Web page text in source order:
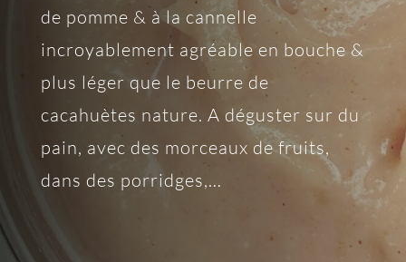
de pomme & à la cannelle
incroyablement agréable en bouche &
plus léger que le beurre de
cacahuètes nature. A déguster sur du
pain, avec des morceaux de fruits,
dans des porridges,…